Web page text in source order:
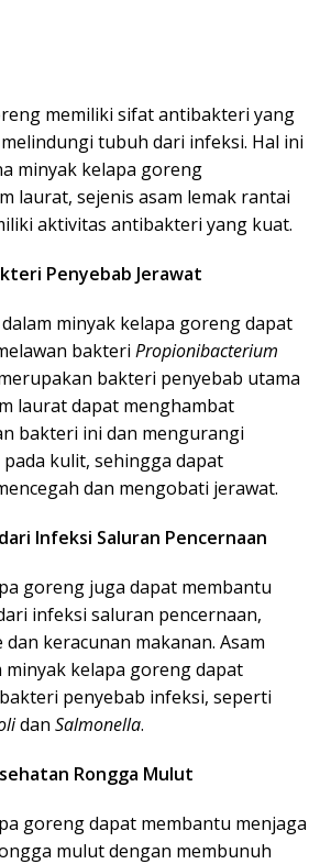
memiliki sifat antibakteri yang
tubuh dari infeksi. Hal ini
minyak kelapa goreng
laurat, sejenis asam lemak rantai
aktivitas antibakteri yang kuat.
Penyebab Jerawat
minyak kelapa goreng dapat
bakteri Propionibacterium
bakteri penyebab utama
laurat dapat menghambat
bakteri ini dan mengurangi
kulit, sehingga dapat
dan mengobati jerawat.
Infeksi Saluran Pencernaan
goreng juga dapat membantu
infeksi saluran pencernaan,
keracunan makanan. Asam
minyak kelapa goreng dapat
penyebab infeksi, seperti
dan Salmonella.
Rongga Mulut
goreng dapat membantu menjaga
mulut dengan membunuh